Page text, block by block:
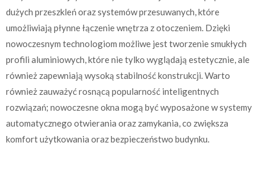
dużych przeszkleń oraz systemów przesuwanych, które
umożliwiają płynne łączenie wnętrza z otoczeniem. Dzięki
nowoczesnym technologiom możliwe jest tworzenie smukłych
profili aluminiowych, które nie tylko wyglądają estetycznie, ale
również zapewniają wysoką stabilność konstrukcji. Warto
również zauważyć rosnącą popularność inteligentnych
rozwiązań; nowoczesne okna mogą być wyposażone w systemy
automatycznego otwierania oraz zamykania, co zwiększa
komfort użytkowania oraz bezpieczeństwo budynku.